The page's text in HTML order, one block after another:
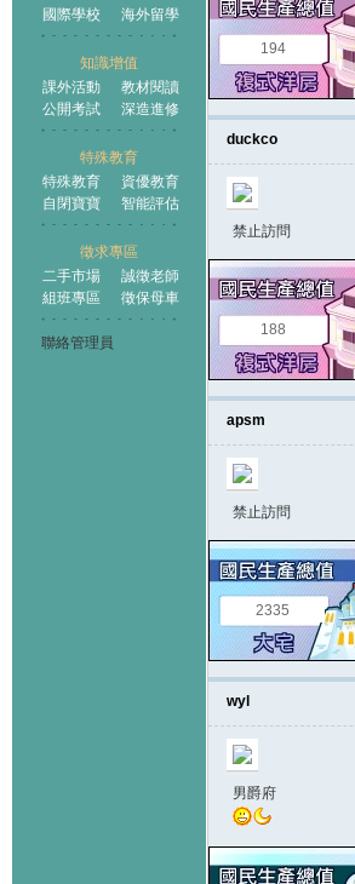
國際學校
海外留學
知識增值
課外活動
教材閱讀
公開考試
深造進修
特殊教育
特殊教育
資優教育
自閉寶寶
智能評估
徵求專區
二手市場
誠徵老師
組班專區
徵保母車
聯絡管理員
194
duckco
禁止訪問
188
apsm
禁止訪問
2335
wyl
男爵府